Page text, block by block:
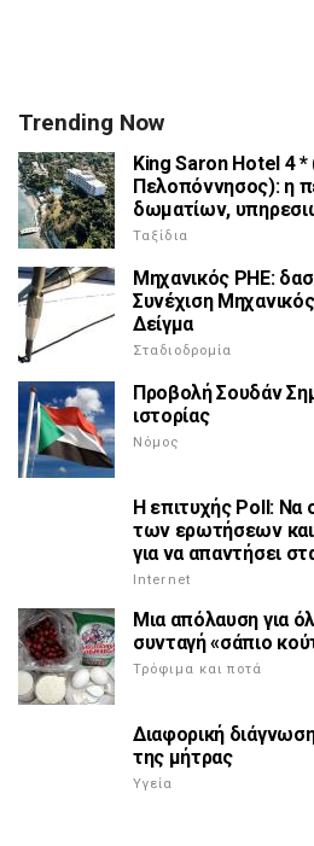
Trending Now
King Saron Hotel 4 *
Πελοπόννησος): η
δωματίων,
Ταξίδια
Μηχανικός PHE:
Συνέχιση
Δείγμα
Σταδιοδρομία
Προβολή Σουδάν
ιστορίας
Νόμος
Η επιτυχής Poll: Να
των ερωτήσεων και
για να απαντήσει
Internet
Μια απόλαυση για
συνταγή «σάπιο
Τρόφιμα και ποτά
Διαφορική
της μήτρας
Υγεία